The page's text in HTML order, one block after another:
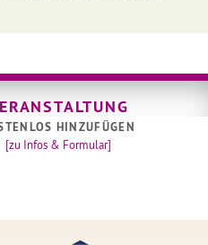
HINZUFÜGEN
[zu Infos & Formular]